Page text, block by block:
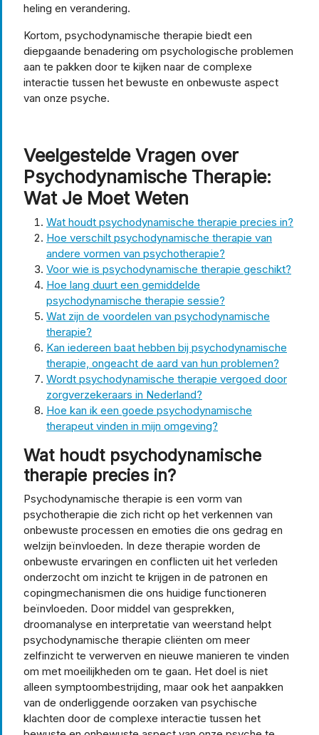
heling en verandering.
Kortom, psychodynamische therapie biedt een
diepgaande benadering om psychologische problemen
aan te pakken door te kijken naar de complexe
interactie tussen het bewuste en onbewuste aspect
van onze psyche.
Veelgestelde Vragen over
Psychodynamische Therapie:
Wat Je Moet Weten
Wat houdt psychodynamische therapie precies in?
Hoe verschilt psychodynamische therapie van
andere vormen van psychotherapie?
Voor wie is psychodynamische therapie geschikt?
Hoe lang duurt een gemiddelde
psychodynamische therapie sessie?
Wat zijn de voordelen van psychodynamische
therapie?
Kan iedereen baat hebben bij psychodynamische
therapie, ongeacht de aard van hun problemen?
Wordt psychodynamische therapie vergoed door
zorgverzekeraars in Nederland?
Hoe kan ik een goede psychodynamische
therapeut vinden in mijn omgeving?
Wat houdt psychodynamische
therapie precies in?
Psychodynamische therapie is een vorm van
psychotherapie die zich richt op het verkennen van
onbewuste processen en emoties die ons gedrag en
welzijn beïnvloeden. In deze therapie worden de
onbewuste ervaringen en conflicten uit het verleden
onderzocht om inzicht te krijgen in de patronen en
copingmechanismen die ons huidige functioneren
beïnvloeden. Door middel van gesprekken,
droomanalyse en interpretatie van weerstand helpt
psychodynamische therapie cliënten om meer
zelfinzicht te verwerven en nieuwe manieren te vinden
om met moeilijkheden om te gaan. Het doel is niet
alleen symptoombestrijding, maar ook het aanpakken
van de onderliggende oorzaken van psychische
klachten door de complexe interactie tussen het